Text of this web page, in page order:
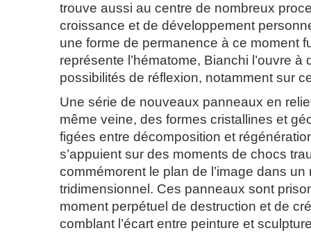
trouve aussi au centre de nombreux
croissance et de développement
une forme de permanence à ce moment
représente l’hématome, Bianchi l’ouvre à
possibilités de réflexion, notamment sur
Une série de nouveaux panneaux en
même veine, des formes cristallines et
figées entre décomposition et
s’appuient sur des moments de chocs
commémorent le plan de l’image dans un
tridimensionnel. Ces panneaux sont
moment perpétuel de destruction et de
comblant l’écart entre peinture et